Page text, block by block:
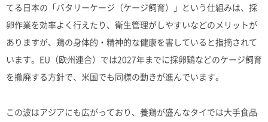
てる日本の「バタリーケージ（ケージ飼育）」という仕組みは、採
卵作業を効率よく行えたり、衛生管理がしやすいなどのメリットが
ありますが、鶏の身体的・精神的な健康を害していると指摘されて
います。EU（欧州連合）では2027年までに採卵鶏などのケージ飼育
を撤廃する方針で、米国でも同様の動きが進んでいます。
この波はアジアにも広がっており、養鶏が盛んなタイでは大手食品